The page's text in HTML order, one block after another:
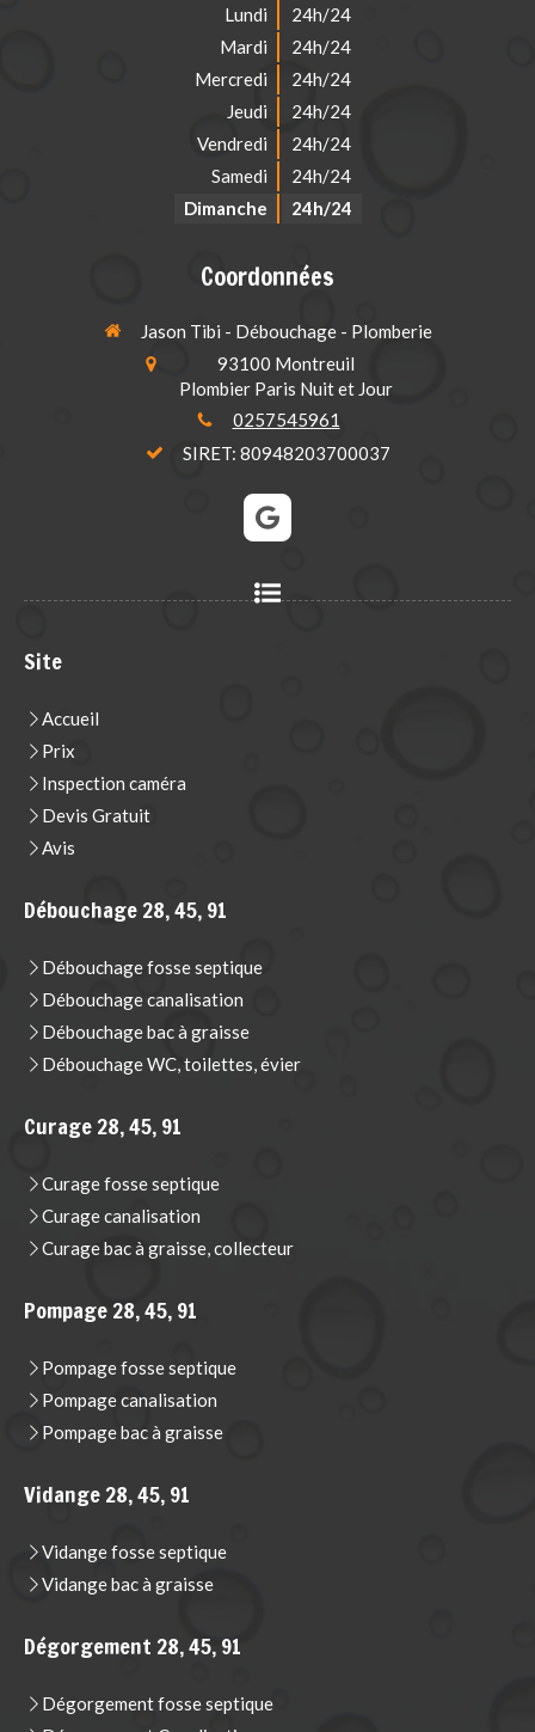
Lundi
24h/24
Mardi
24h/24
Mercredi
24h/24
Jeudi
24h/24
Vendredi
24h/24
Samedi
24h/24
Dimanche
24h/24
Coordonnées
Jason Tibi - Débouchage - Plomberie
93100 Montreuil
Plombier Paris Nuit et Jour
0257545961
SIRET: 80948203700037
Site
Accueil
Prix
Inspection caméra
Devis Gratuit
Avis
Débouchage 28, 45, 91
Débouchage fosse septique
Débouchage canalisation
Débouchage bac à graisse
Débouchage WC, toilettes, évier
Curage 28, 45, 91
Curage fosse septique
Curage canalisation
Curage bac à graisse, collecteur
Pompage 28, 45, 91
Pompage fosse septique
Pompage canalisation
Pompage bac à graisse
Vidange 28, 45, 91
Vidange fosse septique
Vidange bac à graisse
Dégorgement 28, 45, 91
Dégorgement fosse septique